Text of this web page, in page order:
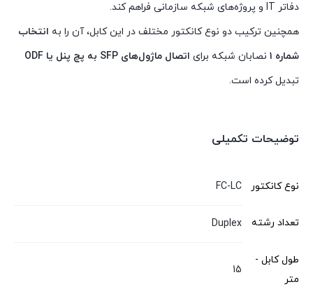
دفاتر IT و پروژه‌های شبکه سازمانی فراهم کند.
همچنین ترکیب دو نوع کانکتور مختلف در این کابل، آن را به انتخاب
شماره ۱
نصابان شبکه برای اتصال ماژول‌های SFP به پچ پنل یا ODF
تبدیل کرده است.
توضیحات تکمیلی
نوع کانکتور FC-LC
تعداد رشته Duplex
طول کابل -
متر
15